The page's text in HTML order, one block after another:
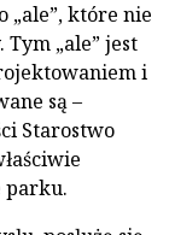
„ale”, które nie
„ale” jest
i
są –
Starostwo
parku.